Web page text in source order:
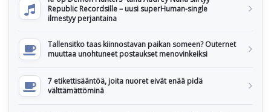
Republic Recordsille – uusi superHuman-single
ilmestyy perjantaina
Tallensitko taas kiinnostavan paikan someen? Outernet
muuttaa unohtuneet postaukset menovinkeiksi
7 etikettisääntöä, joita nuoret eivät enää pidä
välttämättöminä